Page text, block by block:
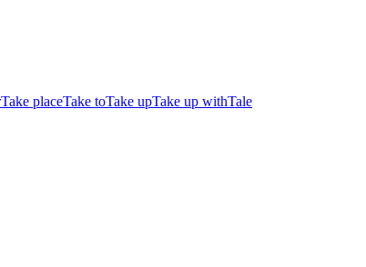
Take placeTake toTake upTake up withTale